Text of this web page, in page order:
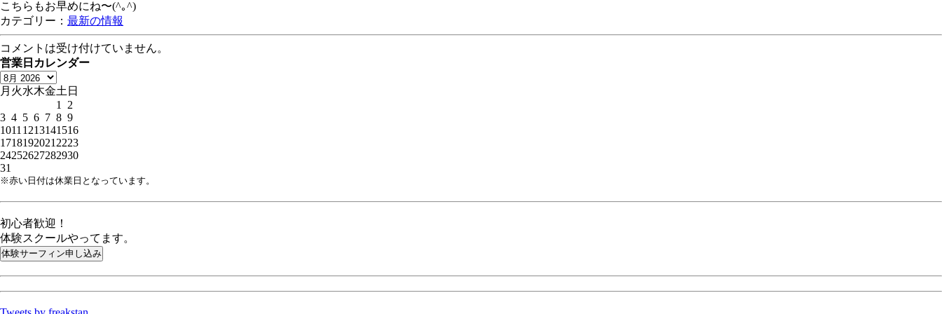
こちらもお早めにね〜(^｡^)
カテゴリー： 最新の情報
コメントは受け付けていません。
営業日カレンダー
月 火水木金土 日
1
2
3 4 5 6 7 8 9
1011 1213141516
1718192021 2223
24252627282930
31
※赤い日付は休業日となっています。
初心者歓迎！
体験スクールやってます。